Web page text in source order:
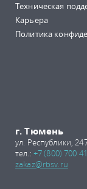
Техническая
Карьера
Политика
г. Тюмень
ул. Республики,
тел.: +7 (800) 700
zakaz@rbsv.ru